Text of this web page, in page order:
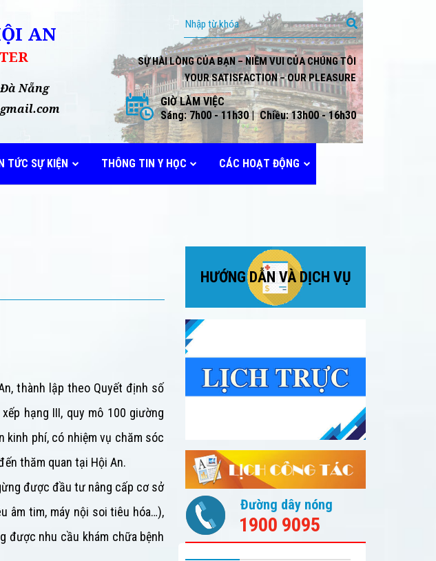
AN
Nẵng
SỰ HÀI LÒNG CỦA BẠN – NIỀM VUI CỦA CHÚNG TÔI
YOUR SATISFACTION – OUR PLEASURE
GIỜ LÀM VIỆC
Sáng: 7h00 - 11h30 | Chiều: 13h00 - 16h30
TỨC SỰ KIỆN THÔNG TIN Y HỌC CÁC HOẠT ĐỘNG
thành lập theo Quyết định số
hạng III, quy mô 100 giường
kinh phí, có nhiệm vụ chăm sóc
thăm quan tại Hội An.
được đầu tư nâng cấp cơ sở
âm tim, máy nội soi tiêu hóa…),
được nhu cầu khám chữa bệnh
HƯỚNG DẪN VÀ DỊCH VỤ
Đường dây nóng
1900 9095